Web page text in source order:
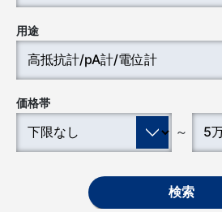
用途
価格帯
～
検索